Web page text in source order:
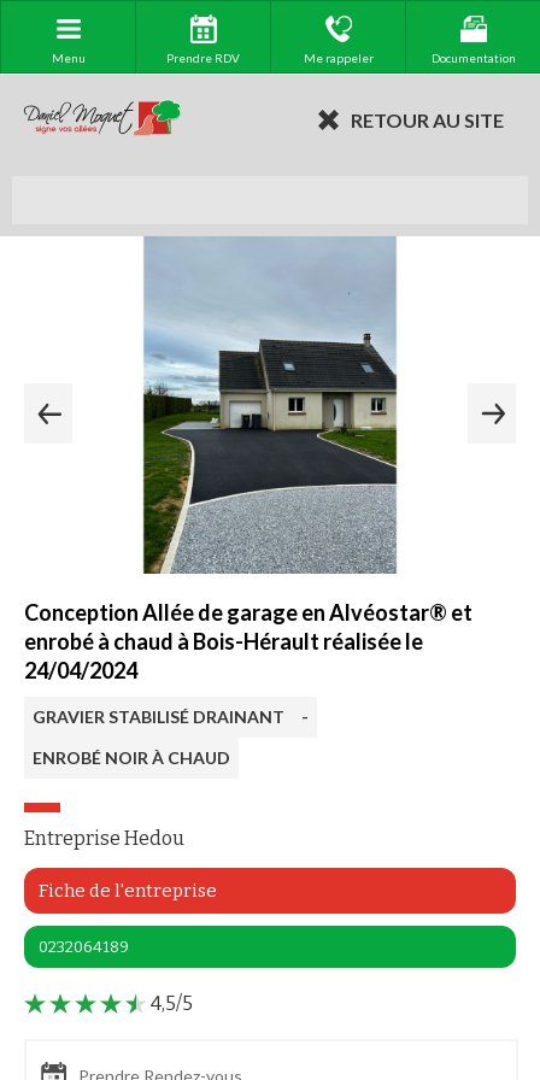
Menu Prendre RDV Me rappeler Documentation
RETOUR AU SITE
Conception Allée de garage en Alvéostar® et
enrobé à chaud à Bois-Hérault réalisée le
24/04/2024
GRAVIER STABILISÉ DRAINANT
-
ENROBÉ NOIR À CHAUD
Entreprise Hedou
Fiche de l'entreprise
0232064189
4,5/5